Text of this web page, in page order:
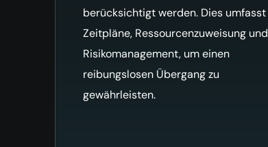
berücksichtigt werden. Dies umfasst
Zeitpläne, Ressourcenzuweisung und
Risikomanagement, um einen
reibungslosen Übergang zu
gewährleisten.